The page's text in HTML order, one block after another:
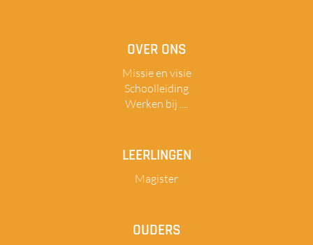
OVER ONS
Missie en visie
Schoolleiding
Werken bij ....
LEERLINGEN
Magister
OUDERS